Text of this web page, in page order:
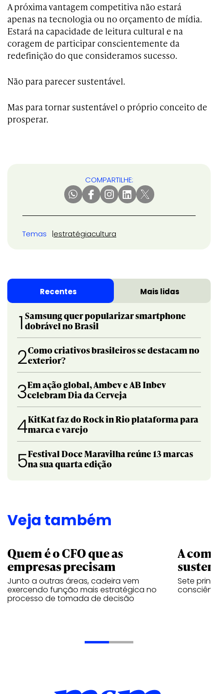
A próxima vantagem competitiva não estará
apenas na tecnologia ou no orçamento de mídia.
Estará na capacidade de leitura cultural e na
coragem de participar conscientemente da
redefinição do que consideramos sucesso.
Não para parecer sustentável.
Mas para tornar sustentável o próprio conceito de
prosperar.
COMPARTILHE:
Temas estratégiacultura
Recentes Mais lidas
1 Samsung quer popularizar smartphone
dobrável no Brasil
2Como criativos brasileiros se destacam no
exterior?
3Em ação global, Ambev e AB Inbev
celebram Dia da Cerveja
4KitKat faz do Rock in Rio plataforma para
marca e varejo
5Festival Doce Maravilha reúne 13 marcas
na sua quarta edição
Veja também
Quem é o CFO que as
empresas precisam
Junto a outras áreas, cadeira vem
exercendo função mais estratégica no
processo de tomada de decisão
A
Sete